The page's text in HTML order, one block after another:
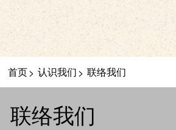
首页> 认识我们> 联络我们
联络我们